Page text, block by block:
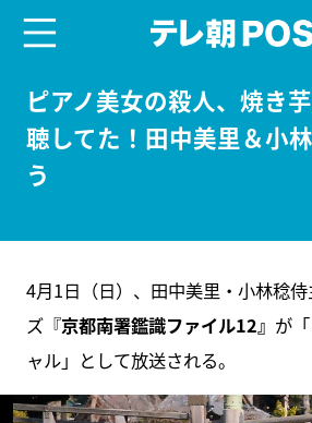
ピアノ美女の殺人、焼き
聴してた！田中美里＆小
う
4月1日（日）、田中美里・小林稔
ズ『京都南署鑑識ファイル12』 が
ャル」として放送される。